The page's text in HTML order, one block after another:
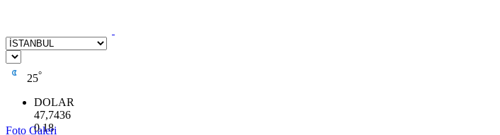
25°
DOLAR
47,7436
0.18
Foto Galeri